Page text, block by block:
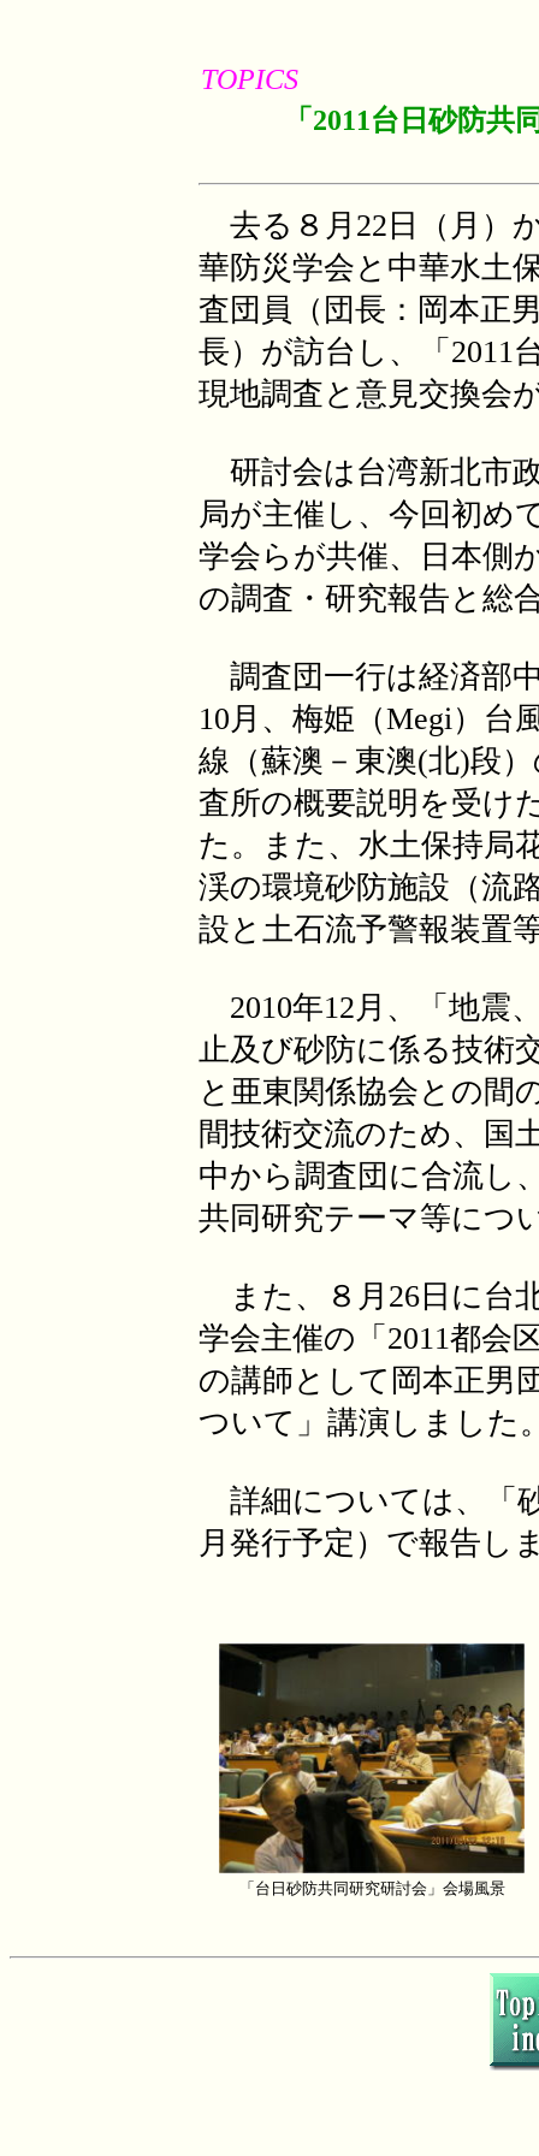
TOPICS
「2011台日砂防
去る８月22日（月）
華防災学会と中華水土
査団員（団長：岡本正
長）が訪台し、「2011
現地調査と意見交換会
研討会は台湾新北市
局が主催し、今回初め
学会らが共催、日本側
の調査・研究報告と総
調査団一行は経済部
10月、梅姫（Megi）台
線（蘇澳－東澳(北)段
査所の概要説明を受け
た。また、水土保持局
渓の環境砂防施設（流
設と土石流予警報装置
2010年12月、「地震
止及び砂防に係る技術
と亜東関係協会との間
間技術交流のため、国
中から調査団に合流し
共同研究テーマ等につ
また、８月26日に台
学会主催の「2011都会
の講師として岡本正男
ついて」講演しました
詳細については、「
月発行予定）で報告し
「台日砂防共同研究研討会」会場風景